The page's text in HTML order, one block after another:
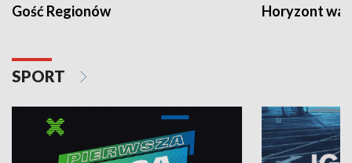
Gość Regionów Horyzont
SPORT